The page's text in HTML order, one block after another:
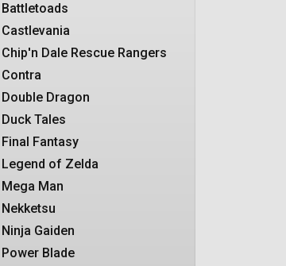
Battletoads
Castlevania
Chip'n Dale Rescue Rangers
Contra
Double Dragon
Duck Tales
Final Fantasy
Legend of Zelda
Mega Man
Nekketsu
Ninja Gaiden
Power Blade